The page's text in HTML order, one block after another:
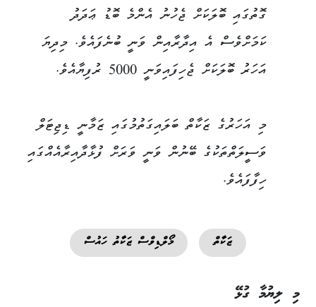
ގޮތުގައި ބޮލަކަށް ޖެހުނު އެންމެ ބޮޑު ޢަދަދު
ކަމަށްވެސް އެ އިދާރާއިން ވަނީ ބުނެފައެވެ. މިދިޔަ
އަހަރު ބޮލަކަށް ޖެހިފައިވަނީ 5000 ރުފިޔާއެވެ.
މި އަހަރުގެ ޒަކާތް ބަލައިގަތުމުގައި ޒަމާނީ ޑިޖިޓަލް
ވަސީލަތްތަކުގެ ބޭނުން ވަނީ ވަރަށް ފުޅާދާއިރާއެއްގައި
ހިފާފައެވެ.
ޒަކާތް މޯލްޑިވްސް ޒަކާތު ހައުސް
މި ލިޔުމާ ގުޅޭ